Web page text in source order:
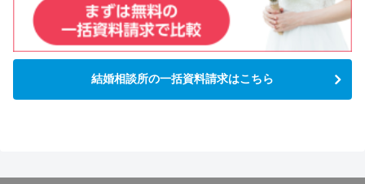
結婚相談所の一括資料請求はこちら